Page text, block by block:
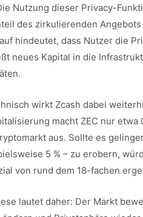
Nutzung dieser Privacy-
des zirkulierenden
hindeutet, dass Nutzer die
neues Kapital in die
wirkt Zcash dabei
macht ZEC nur etwa
aus. Sollte es
5 % – zu erobern,
von rund dem 18-fachen
lautet daher: Der Markt